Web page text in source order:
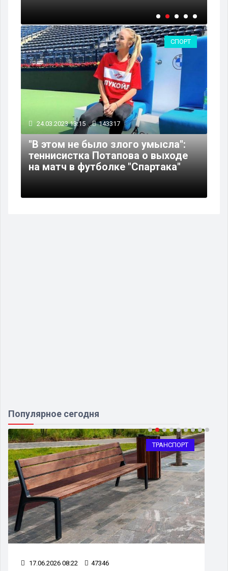
СПОРТ
24.03.2023 13:15 143317
"В этом не было злого умысла":
теннисистка Потапова о выходе
на матч в футболке "Спартака"
Популярное сегодня
ТРАНСПОРТ
17.06.2026 08:22 47346